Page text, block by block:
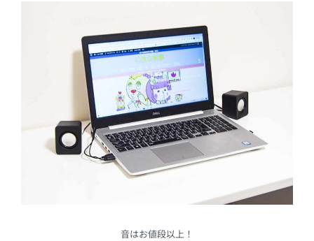
音はお値段以上！